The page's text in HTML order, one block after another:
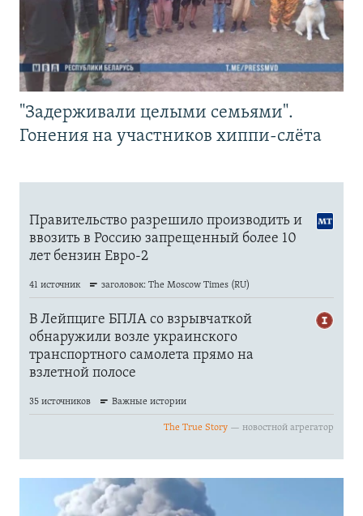
"Задерживали целыми семьями".
Гонения на участников хиппи-слёта